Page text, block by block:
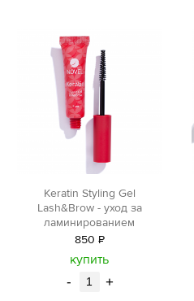
Keratin Styling Gel
Lash&Brow - уход за
ламинированием
850 Р
уб.
купить
- +